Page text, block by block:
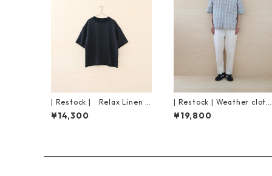
| Restock | Relax Linen T
ee S/S｜Black
¥14,300
| Restock | Weather cloth
Ankle Pants | Off White
¥19,800